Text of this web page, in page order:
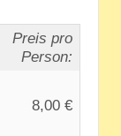
Preis pro
Person:
8,00 €